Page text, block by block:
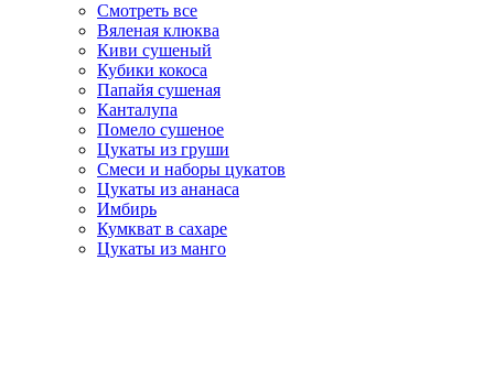
Смотреть все
Вяленая клюква
Киви сушеный
Кубики кокоса
Папайя сушеная
Канталупа
Помело сушеное
Цукаты из груши
Смеси и наборы цукатов
Цукаты из ананаса
Имбирь
Кумкват в сахаре
Цукаты из манго